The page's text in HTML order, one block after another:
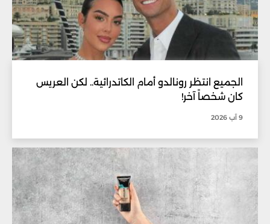
الجميع انتظر رونالدو أمام الكاتدرائية.. لكن العريس
كان شخصاً آخر!
9 آب 2026